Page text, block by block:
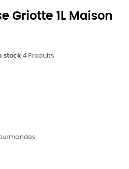
Griotte 1L Maison
stock 4 Produits